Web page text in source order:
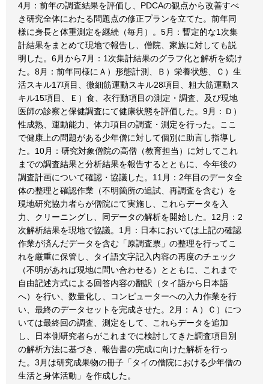
4月：前年の調査結果を評価し、PDCAの観点から改善すべ
き研究全体にわたる問題点の修正プランを立てた。前年同
様に身長と体重測定を継続（毎月）。5月：暫定的な1次集
計結果をまとめて現地で報告し、僧院、家族に対しても説
明した。6月から7月：1次集計結果のグラフ化と解析を続け
た。8月：前年同様にＡ）形態計測、Ｂ）栄養状態、Ｃ）生
活スキル17項目、微細筋運動スキル28項目、粗大筋運動ス
キル15項目、Ｅ）食、衣行動項目の測定・調査、及び現地
医師の診察と保健調査にて健康状態を評価した。9月：Ｄ）
性成熟、運動能力、体力項目の調査・測定を行った。ここ
で健康上の問題がある少年僧に対して個別に助言し指導し
た。10月：研究対象僧院の高僧（教育担当）に対してこれ
までの調査結果と分析結果を報告するとともに、今年後の
調査計画について確認・協議した。11月：2年目のデータ全
体の整理と確認作業（不明箇所の追試、再調査を含む）を
現地研究協力者らが僧院にて実施し、これらデータを入
力、クリーニングし、同データの解析を開始した。12月：2
次解析結果を現地で協議。1月：日本においては上記の確認
作業が済んだデータを含む「原調査票」の整理を行ってこ
れを厳重に保管し、タイ語文字記入内容の再度のチェック
（不明があれば現地に問い合わせる）とともに、これまで
自由記述方式による回答内容の翻訳（タイ語から日本語
へ）を行い、数量化し、コンピューターへの入力作業を行
い、最終のデータセットを完成させた。2月：Ａ）Ｃ）につ
いては最終回の調査、測定をして、これらデータを追加
し、日本側研究者らがこれまでに検討してきた調査項目別
の解析方法に基づき、報告書の完成に向けた解析を行っ
た。3月は研究成果物の冊子「タイの僧院における少年僧の
生活と身体活動」を作成した。